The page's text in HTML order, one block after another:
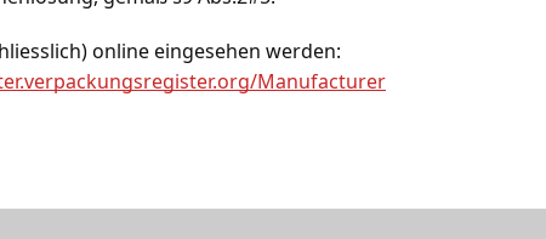
online eingesehen werden:
Manufacturer